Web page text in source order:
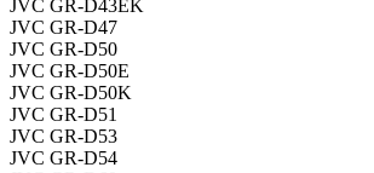
JVC GR-D43EK
JVC GR-D47
JVC GR-D50
JVC GR-D50E
JVC GR-D50K
JVC GR-D51
JVC GR-D53
JVC GR-D54